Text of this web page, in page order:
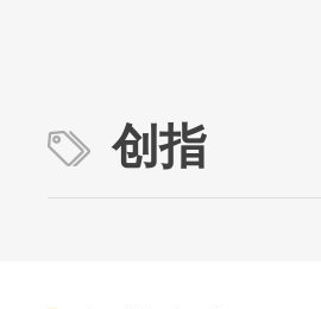
创指